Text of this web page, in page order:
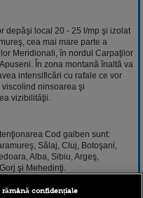
depăşi local 20 - 25 l/mp şi izolat
cea mai mare parte a
Meridionali, în nordul Carpaţilor
În zona montană înaltă va
intensificări cu rafale ce vor
ninsoarea şi
vizibilităţii.
Cod galben sunt:
Sălaj, Cluj, Botoşani,
Alba, Sibiu, Argeş,
şi Mehedinţi.
rămână confidențiale